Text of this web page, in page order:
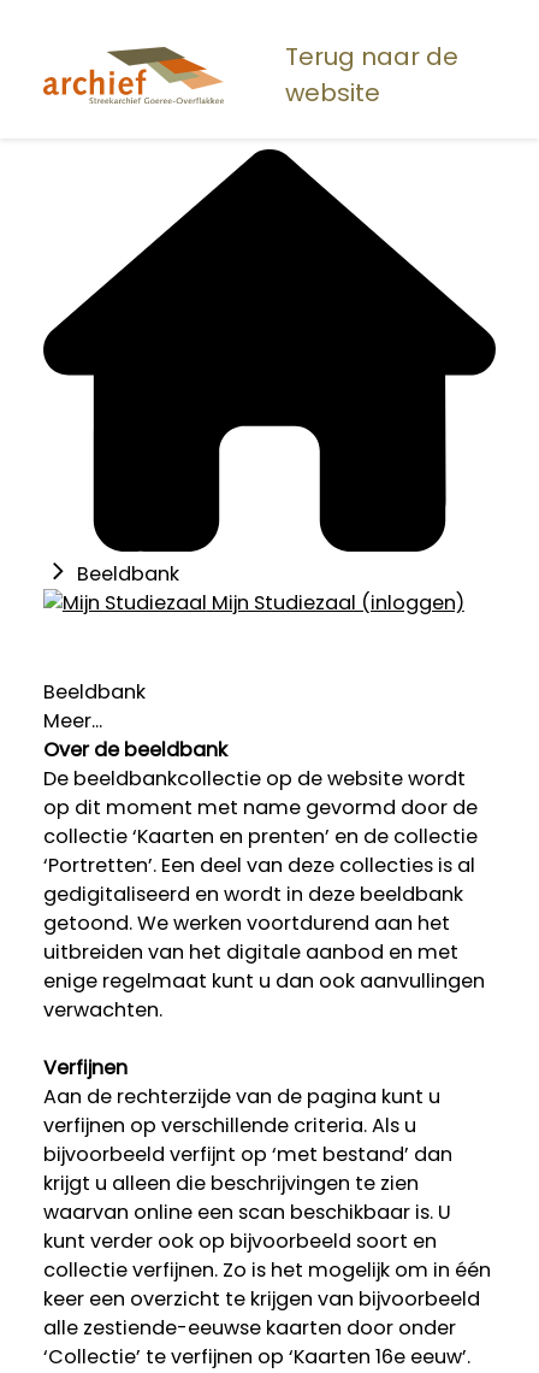
naar
Terug naar de
website
Beeldbank
Mijn Studiezaal (inloggen)
Beeldbank
Meer...
Over de beeldbank
De beeldbankcollectie op de website wordt
op dit moment met name gevormd door de
collectie ‘Kaarten en prenten’ en de collectie
‘Portretten’. Een deel van deze collecties is al
gedigitaliseerd en wordt in deze beeldbank
getoond. We werken voortdurend aan het
uitbreiden van het digitale aanbod en met
enige regelmaat kunt u dan ook aanvullingen
verwachten.
Verfijnen
Aan de rechterzijde van de pagina kunt u
verfijnen op verschillende criteria. Als u
bijvoorbeeld verfijnt op ‘met bestand’ dan
krijgt u alleen die beschrijvingen te zien
waarvan online een scan beschikbaar is. U
kunt verder ook op bijvoorbeeld soort en
collectie verfijnen. Zo is het mogelijk om in één
keer een overzicht te krijgen van bijvoorbeeld
alle zestiende-eeuwse kaarten door onder
‘Collectie’ te verfijnen op ‘Kaarten 16e eeuw’.